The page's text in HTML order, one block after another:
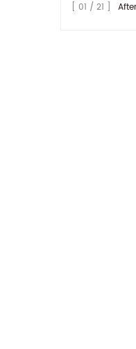
[ 01 / 21 ] After-